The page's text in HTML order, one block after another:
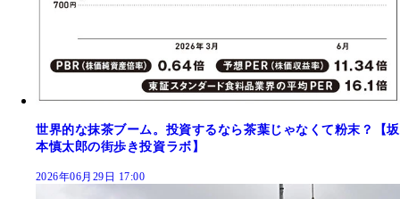
世界的な抹茶ブーム。投資するなら茶葉じゃなくて粉末？【坂
本慎太郎の街歩き投資ラボ】
2026年06月29日 17:00